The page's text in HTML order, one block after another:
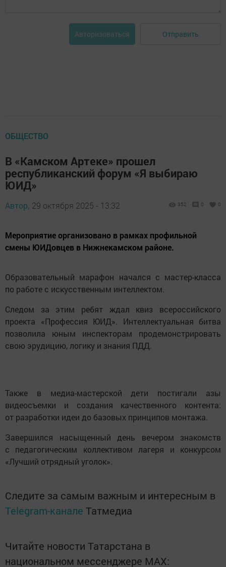
Авторизоваться Отправить
ОБЩЕСТВО
В «Камском Артеке» прошел
республиканский форум «Я выбираю
ЮИД»
Автор, 29 октября 2025 - 13:32 352 0 0
Мероприятие организовано в рамках профильной
смены ЮИДовцев в Нижнекамском районе.
Образовательный марафон начался с мастер-класса
по работе с искусственным интеллектом.
Следом за этим ребят ждал квиз всероссийского
проекта «Профессия ЮИД». Интеллектуальная битва
позволила юным инспекторам продемонстрировать
свою эрудицию, логику и знания ПДД.
Также в медиа-мастерской дети постигали азы
видеосъемки и создания качественного контента:
от разработки идеи до базовых принципов монтажа.
Завершился насыщенный день вечером знакомств
с педагогическим коллективом лагеря и конкурсом
«Лучший отрядный уголок».
Следите за самым важным и интересным в
Telegram-канале Татмедиа
Читайте новости Татарстана в
национальном мессенджере MАХ: